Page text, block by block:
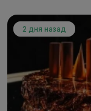
2 дня назад